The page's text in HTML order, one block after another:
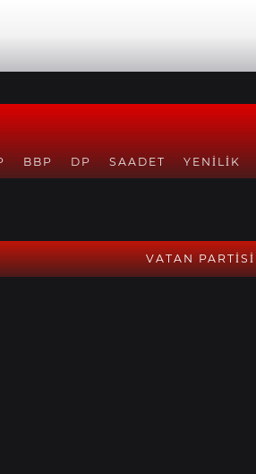
BBP DP SAADET YENILIK
VATAN PARTİSİ